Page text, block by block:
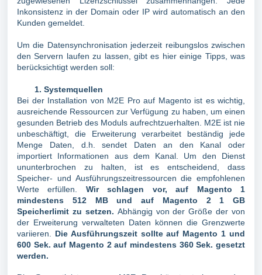
Inkonsistenz in der Domain oder IP wird automatisch an den
Kunden gemeldet.
Um die Datensynchronisation jederzeit reibungslos zwischen
den Servern laufen zu lassen, gibt es hier einige Tipps, was
berücksichtigt werden soll:
1. Systemquellen
Bei der Installation von M2E Pro auf Magento ist es wichtig,
ausreichende Ressourcen zur Verfügung zu haben, um einen
gesunden Betrieb des Moduls aufrechtzuerhalten. M2E ist nie
unbeschäftigt, die Erweiterung verarbeitet beständig jede
Menge Daten, d.h. sendet Daten an den Kanal oder
importiert Informationen aus dem Kanal. Um den Dienst
ununterbrochen zu halten, ist es entscheidend, dass
Speicher- und Ausführungszeitressourcen die empfohlenen
Werte erfüllen. Wir schlagen vor, auf Magento 1
mindestens 512 MB und auf Magento 2 1 GB
Speicherlimit zu setzen. Abhängig von der Größe der von
der Erweiterung verwalteten Daten können die Grenzwerte
variieren. Die Ausführungszeit sollte auf Magento 1 und
600 Sek. auf Magento 2 auf mindestens 360 Sek. gesetzt
werden.